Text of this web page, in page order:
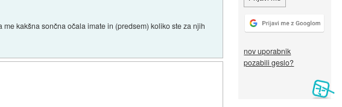
nov uporabnik
pozabili geslo?
kakšna sončna očala imate in (predsem) koliko ste za njih